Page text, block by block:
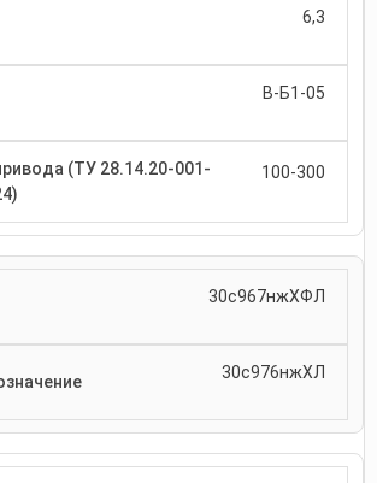
6,3
В-Б1-05
100-300
30с967нжХФЛ
30с976нжХЛ